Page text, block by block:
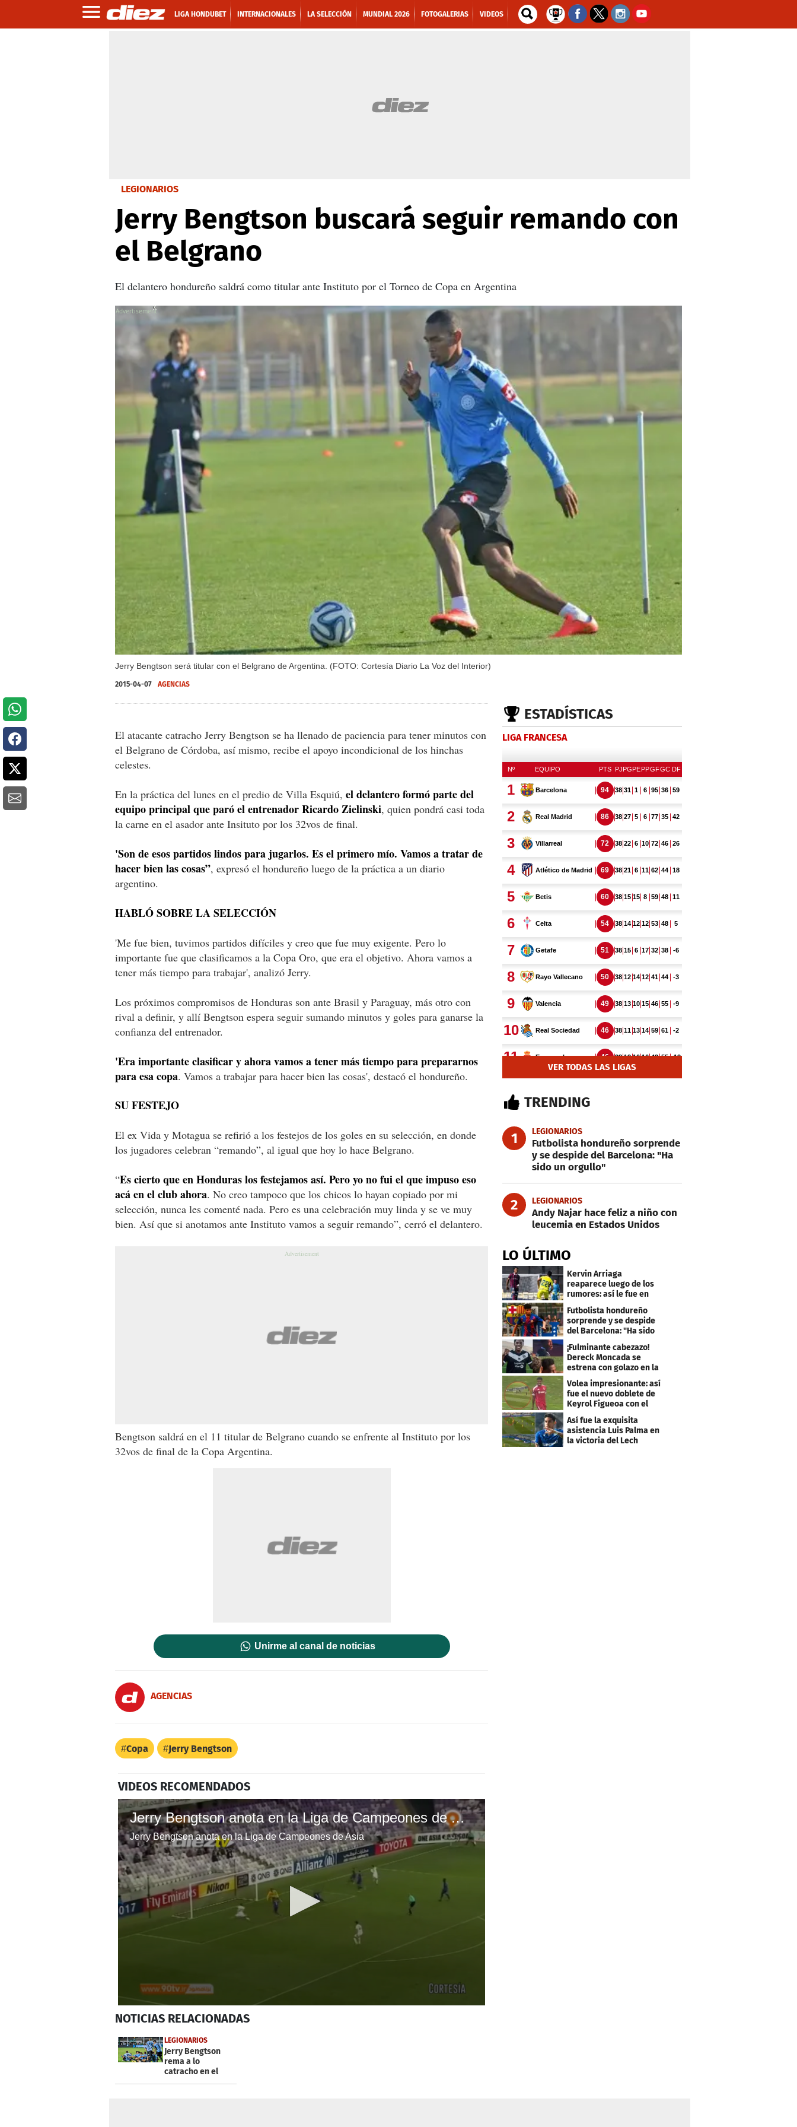
LIGA HONDUBET INTERNACIONALES LA SELECCIÓN MUNDIAL 2026 FOTOGALERIAS VIDEOS
LEGIONARIOS
Jerry Bengtson buscará seguir remando con
el Belgrano
El delantero hondureño saldrá como titular ante Instituto por el Torneo de Copa en Argentina
Jerry Bengtson será titular con el Belgrano de Argentina. (FOTO: Cortesía Diario La Voz del Interior)
X
2015-04-07 AGENCIAS
El atacante catracho Jerry Bengtson se ha llenado de paciencia para tener minutos con
el Belgrano de Córdoba, así mismo, recibe el apoyo incondicional de los hinchas
celestes.
En la práctica del lunes en el predio de Villa Esquiú, el delantero formó parte del
equipo principal que paró el entrenador Ricardo Zielinski, quien pondrá casi toda
la carne en el asador ante Insituto por los 32vos de final.
'Son de esos partidos lindos para jugarlos. Es el primero mío. Vamos a tratar de
hacer bien las cosas”, expresó el hondureño luego de la práctica a un diario
argentino.
HABLÓ SOBRE LA SELECCIÓN
'Me fue bien, tuvimos partidos difíciles y creo que fue muy exigente. Pero lo
importante fue que clasificamos a la Copa Oro, que era el objetivo. Ahora vamos a
tener más tiempo para trabajar', analizó Jerry.
Los próximos compromisos de Honduras son ante Brasil y Paraguay, más otro con
rival a definir, y allí Bengtson espera seguir sumando minutos y goles para ganarse la
confianza del entrenador.
'Era importante clasificar y ahora vamos a tener más tiempo para prepararnos
para esa copa. Vamos a trabajar para hacer bien las cosas', destacó el hondureño.
SU FESTEJO
El ex Vida y Motagua se refirió a los festejos de los goles en su selección, en donde
los jugadores celebran “remando”, al igual que hoy lo hace Belgrano.
“Es cierto que en Honduras los festejamos así. Pero yo no fui el que impuso eso
acá en el club ahora. No creo tampoco que los chicos lo hayan copiado por mi
selección, nunca les comenté nada. Pero es una celebración muy linda y se ve muy
bien. Así que si anotamos ante Instituto vamos a seguir remando”, cerró el delantero.
Bengtson saldrá en el 11 titular de Belgrano cuando se enfrente al Instituto por los
32vos de final de la Copa Argentina.
Unirme al canal de noticias
AGENCIAS
Copa Jerry Bengtson
VIDEOS RECOMENDADOS
Jerry Bengtson anota en la Liga de Campeones de Asia
Jerry Bengtson anota en la Liga de Campeones de Asia
seconds
44
secondsVolume
0%
NOTICIAS RELACIONADAS
LEGIONARIOS
Jerry Bengtson
rema a lo
catracho en el
Belgrano de
ESTADÍSTICAS
LIGA FRANCESA
VER TODAS LAS LIGAS
TRENDING
1 LEGIONARIOS
Futbolista hondureño sorprende
y se despide del Barcelona: "Ha
sido un orgullo"
2 LEGIONARIOS
Andy Najar hace feliz a niño con
leucemia en Estados Unidos
LO ÚLTIMO
Kervin Arriaga
reaparece luego de los
rumores: así le fue en
amistoso con Levante
Futbolista hondureño
sorprende y se despide
del Barcelona: "Ha sido
un orgullo"
¡Fulminante cabezazo!
Dereck Moncada se
estrena con golazo en la
Liga de Suiza
Volea impresionante: así
fue el nuevo doblete de
Keyrol Figueoa con el
Liverpool
Así fue la exquisita
asistencia Luis Palma en
la victoria del Lech